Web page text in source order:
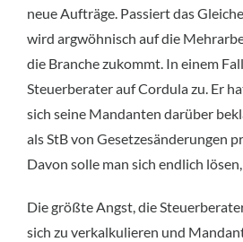
neue Aufträge. Passiert das
wird argwöhnisch auf die
die Branche zukommt. In einem
Steuerberater auf Cordula zu. Er
sich seine Mandanten darüber
als StB von Gesetzesänderungen
Davon solle man sich endlich
Die größte Angst, die
sich zu verkalkulieren und